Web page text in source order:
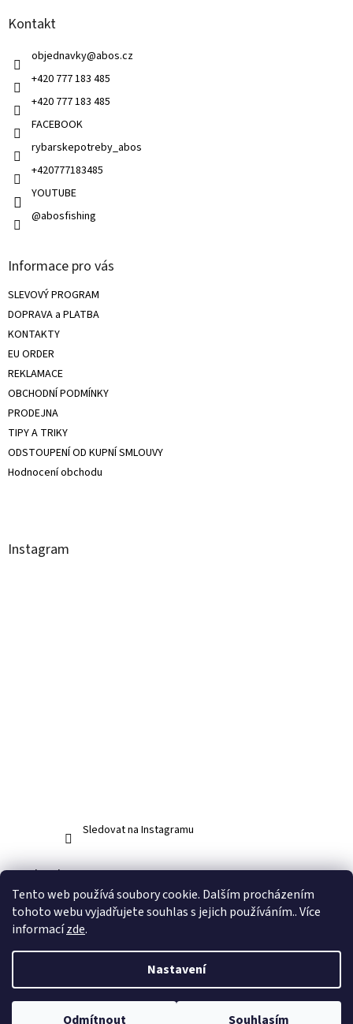
Tento web používá soubory cookie. Dalším procházením
tohoto webu vyjadřujete souhlas s jejich používáním.. Více
informacízde.
Nastavení
Odmítnout Souhlasím
Kontakt
objednavky@abos.cz
+420 777 183 485
+420 777 183 485
FACEBOOK
rybarskepotreby_abos
+420777183485
YOUTUBE
@abosfishing
Informace pro vás
SLEVOVÝ PROGRAM
DOPRAVA a PLATBA
KONTAKTY
EU ORDER
REKLAMACE
OBCHODNÍ PODMÍNKY
PRODEJNA
TIPY A TRIKY
ODSTOUPENÍ OD KUPNÍ SMLOUVY
Hodnocení obchodu
Instagram
Sledovat na Instagramu
Facebook
Copyright 2026www.abos.cz. Všechna práva vyhrazena.Upravit